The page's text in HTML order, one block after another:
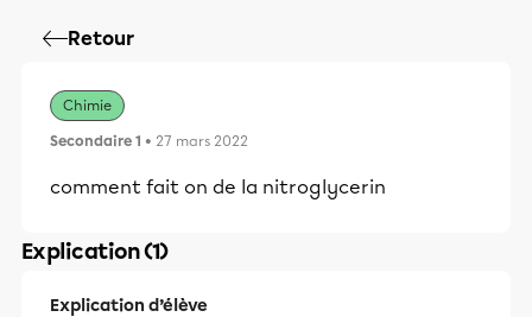
Retour
Chimie
Secondaire 1 • 27 mars 2022
comment fait on de la nitroglycerin
Explication (1)
Explication d’élève